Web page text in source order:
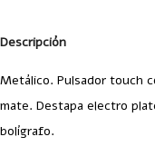
Descripción
Metálico. Pulsador touch
mate. Destapa electro
bolígrafo.